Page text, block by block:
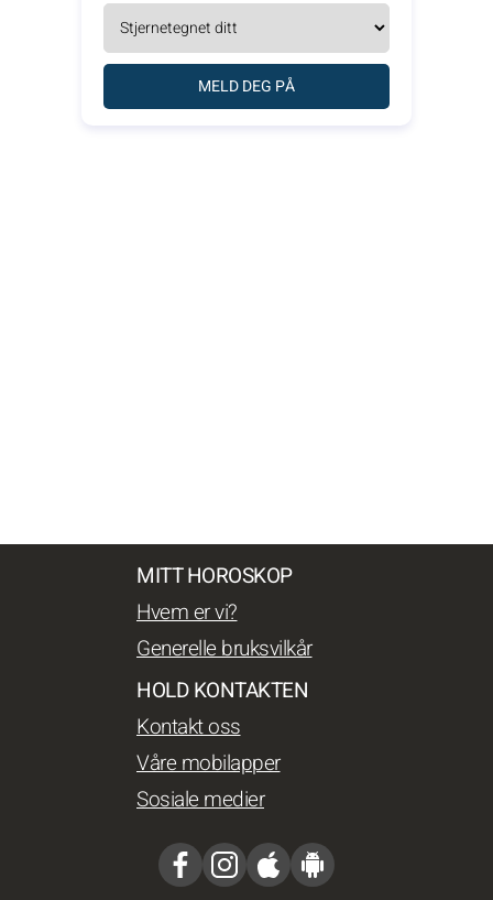
MELD DEG PÅ
MITT HOROSKOP
Hvem er vi?
Generelle bruksvilkår
HOLD KONTAKTEN
Kontakt oss
Våre mobilapper
Sosiale medier